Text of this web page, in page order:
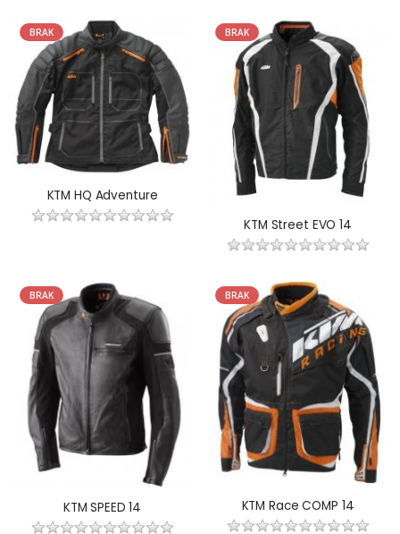
BRAK
KTM HQ Adventure
BRAK
KTM Street EVO 14
BRAK
KTM SPEED 14
BRAK
KTM Race COMP 14